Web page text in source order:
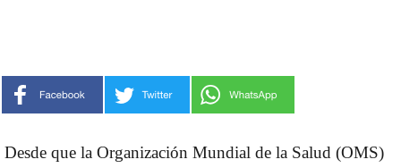
Desde que la Organización Mundial de la Salud (OMS)